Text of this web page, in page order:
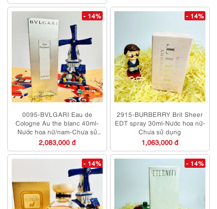
- 14%
0095-BVLGARI Eau de
Cologne Au the blanc 40ml-
Nước hoa nữ/nam-Chưa sử
dụng
2,083,000 đ
- 14%
2915-BURBERRY Brit Sheer
EDT spray 30ml-Nước hoa nữ-
Chưa sử dụng
1,063,000 đ
- 14% - 14%